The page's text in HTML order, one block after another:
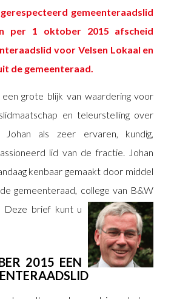
gemeenteraadslid
per 1 oktober 2015 afscheid
voor Velsen Lokaal en
de gemeenteraad.
grote blijk van waardering voor
en teleurstelling over
als zeer ervaren, kundig,
lid van de fractie. Johan
kenbaar gemaakt door middel
gemeenteraad, college van B&W
Deze brief kunt u
2015 EEN